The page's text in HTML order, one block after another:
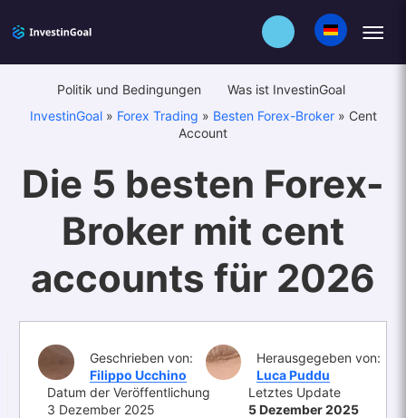
Politik und Bedingungen
Was ist InvestinGoal
InvestinGoal» Forex Trading » Besten Forex-Broker» Cent
Account
Die 5 besten Forex-
Broker mit cent
accounts für 2026
Geschrieben von:
Filippo Ucchino
Herausgegeben von:
Luca Puddu
Datum der Veröffentlichung
3 Dezember 2025
Letztes Update
5 Dezember 2025